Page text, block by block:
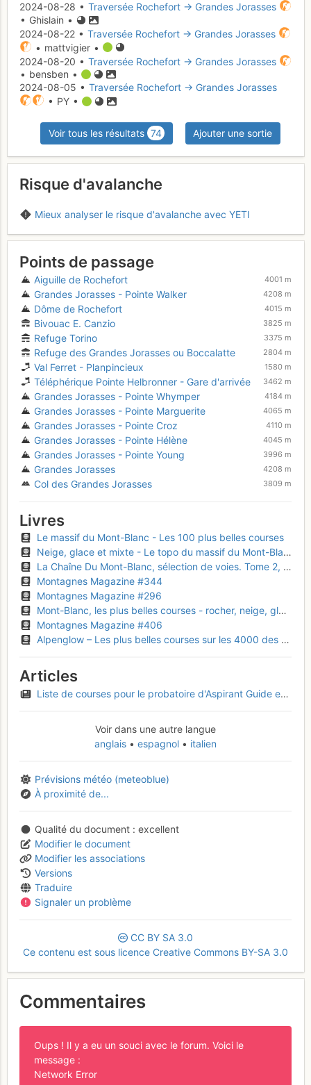
2024-08-28 • Traversée Rochefort → Grandes Jorasses
• Ghislain •
2024-08-22 • Traversée Rochefort → Grandes Jorasses
• mattvigier •
2024-08-20 • Traversée Rochefort → Grandes Jorasses
• bensben •
2024-08-05 • Traversée Rochefort → Grandes Jorasses
• PY •
Voir tous les résultats 74 Ajouter une sortie
Risque d'avalanche
Mieux analyser le risque d'avalanche avec YETI
Points de passage
Aiguille de Rochefort 4001 m
Grandes Jorasses - Pointe Walker 4208 m
Dôme de Rochefort 4015 m
Bivouac E. Canzio 3825 m
Refuge Torino 3375 m
Refuge des Grandes Jorasses ou Boccalatte 2804 m
Val Ferret - Planpincieux 1580 m
Téléphérique Pointe Helbronner - Gare d'arrivée 3462 m
Grandes Jorasses - Pointe Whymper 4184 m
Grandes Jorasses - Pointe Marguerite 4065 m
Grandes Jorasses - Pointe Croz 4110 m
Grandes Jorasses - Pointe Hélène 4045 m
Grandes Jorasses - Pointe Young 3996 m
Grandes Jorasses 4208 m
Col des Grandes Jorasses 3809 m
Livres
Le massif du Mont-Blanc - Les 100 plus belles courses
Neige, glace et mixte - Le topo du massif du Mont-Blanc, Tome 1
La Chaîne Du Mont-Blanc, sélection de voies. Tome 2, A L'Est Du Col Du Géant
Montagnes Magazine #344
Montagnes Magazine #296
Mont-Blanc, les plus belles courses - rocher, neige, glace et mixte
Montagnes Magazine #406
Alpenglow – Les plus belles courses sur les 4000 des Alpes
Articles
Liste de courses pour le probatoire d'Aspirant Guide en France - 2024
Voir dans une autre langue
anglais
espagnol italien
Prévisions météo (meteoblue)
À proximité de...
Qualité du document
excellent
Modifier le document
Modifier les associations
Versions
Traduire
Signaler un problème
CC BY SA 3.0
Ce contenu est sous licence Creative Commons BY-SA 3.0
Commentaires
Oups ! Il y a eu un souci avec le forum. Voici le
message :
Network Error